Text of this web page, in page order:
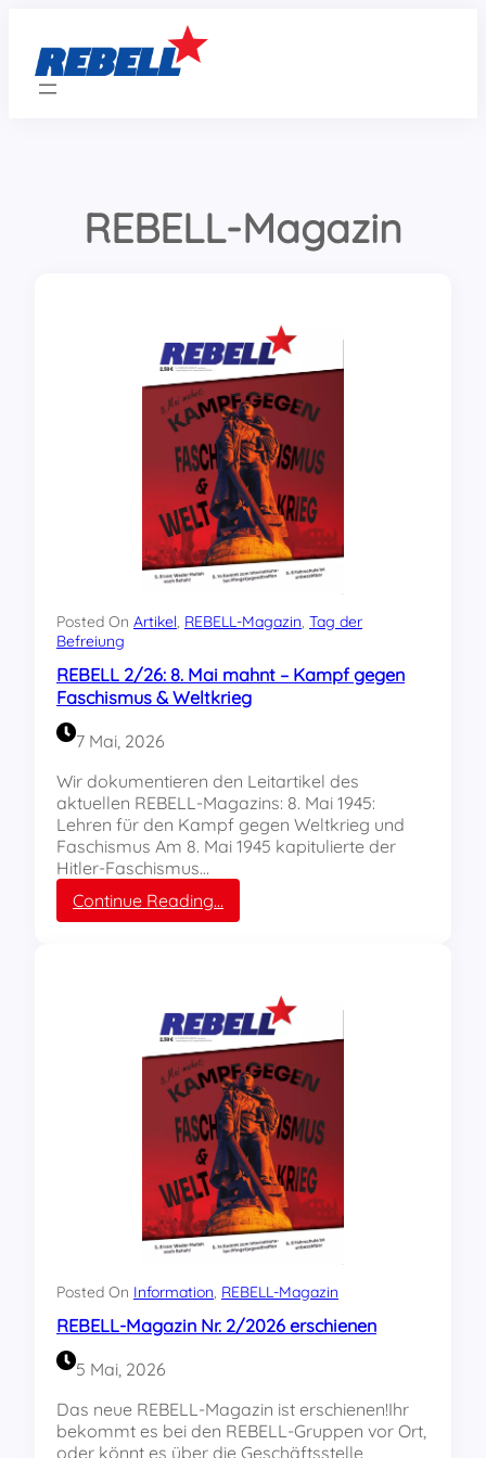
springen
REBELL-Magazin
Posted On Artikel, REBELL-Magazin, Tag der
Befreiung
REBELL 2/26: 8. Mai mahnt – Kampf gegen
Faschismus & Weltkrieg
7 Mai, 2026
Wir dokumentieren den Leitartikel des
aktuellen REBELL-Magazins: 8. Mai 1945:
Lehren für den Kampf gegen Weltkrieg und
Faschismus Am 8. Mai 1945 kapitulierte der
Hitler-Faschismus…
Continue Reading…
R
L
L
2
/
2
6
:
8
.
M
a
i
a
n
a
m
Posted On Information, REBELL-Magazin
REBELL-Magazin Nr. 2/2026 erschienen
5 Mai, 2026
Das neue REBELL-Magazin ist erschienen!Ihr
bekommt es bei den REBELL-Gruppen vor Ort,
oder könnt es über die Geschäftsstelle